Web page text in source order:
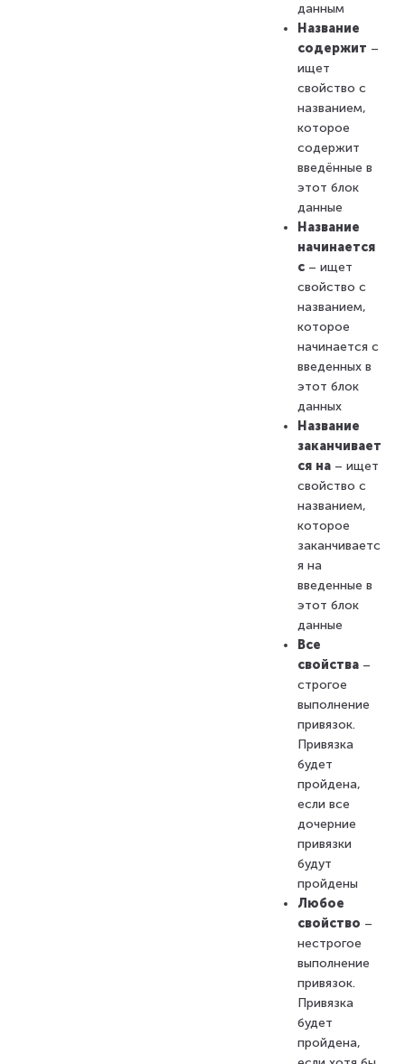
данным
Название
содержит –
ищет
свойство с
названием,
которое
содержит
введённые в
этот блок
данные
Название
начинается
с– ищет
свойство с
названием,
которое
начинается с
введенных в
этот блок
данных
Название
заканчивает
ся на– ищет
свойство с
названием,
которое
заканчиваетс
я на
введенные в
этот блок
данные
Все
свойства–
строгое
выполнение
привязок.
Привязка
будет
пройдена,
если все
дочерние
привязки
будут
пройдены
Любое
свойство –
нестрогое
выполнение
привязок.
Привязка
будет
пройдена,